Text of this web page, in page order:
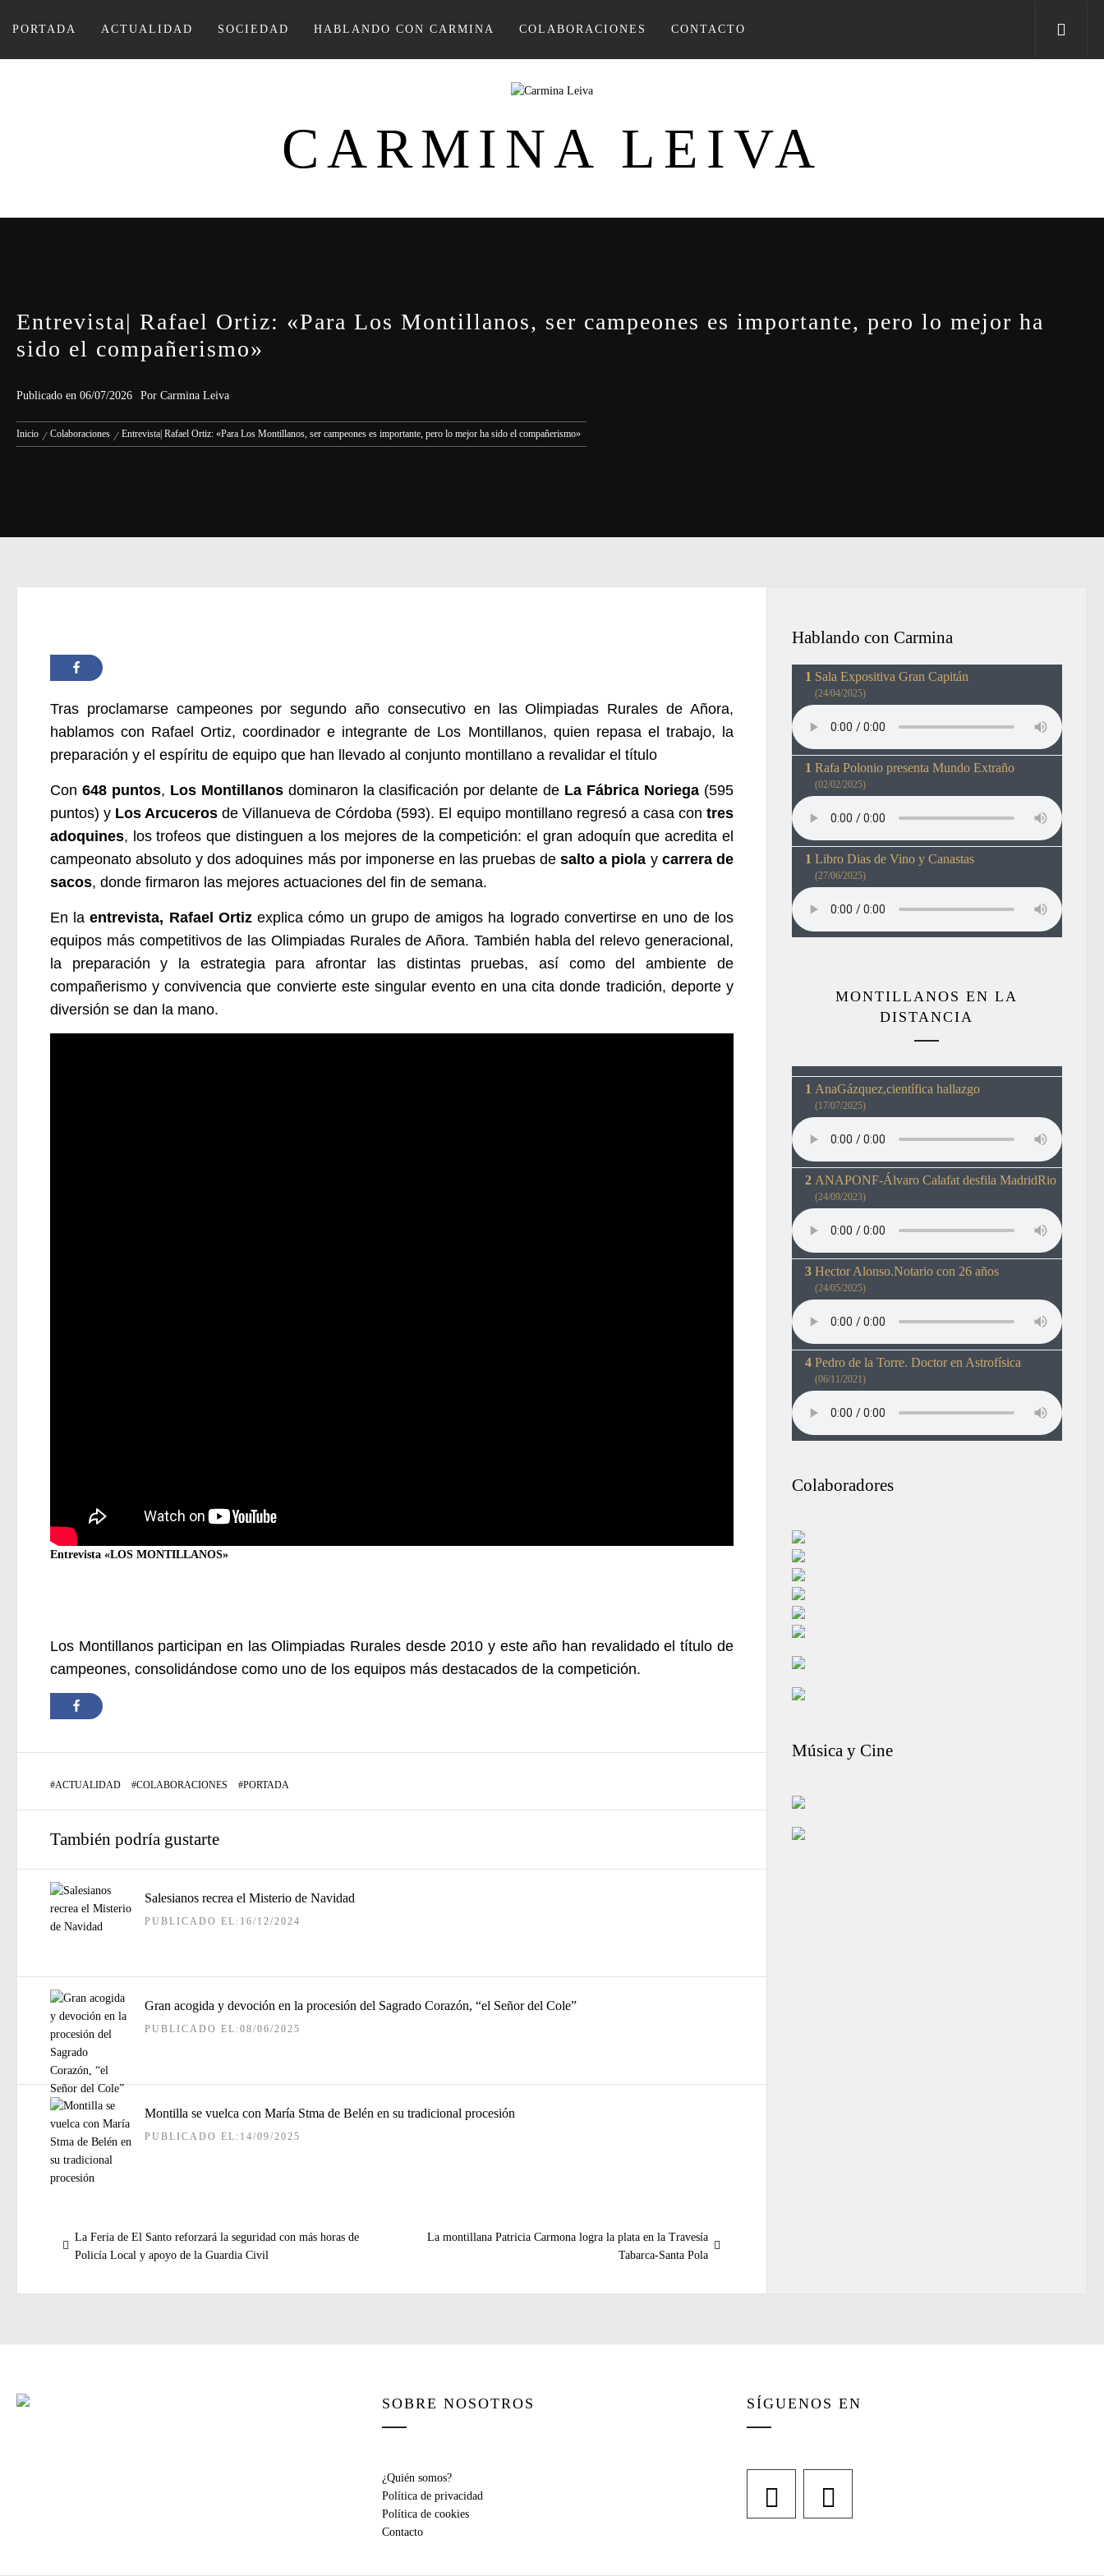
PORTADA ACTUALIDAD SOCIEDAD HABLANDO CON CARMINA COLABORACIONES CONTACTO
CARMINA LEIVA
Entrevista| Rafael Ortiz: «Para Los Montillanos, ser campeones es importante, pero lo mejor ha
sido el compañerismo»
Publicado en 06/07/2026 Por Carmina Leiva
Inicio Colaboraciones Entrevista| Rafael Ortiz: «Para Los Montillanos, ser campeones es importante, pero lo mejor ha sido el compañerismo»
Tras proclamarse campeones por segundo año consecutivo en las Olimpiadas Rurales de Añora,
hablamos con Rafael Ortiz, coordinador e integrante de Los Montillanos, quien repasa el trabajo, la
preparación y el espíritu de equipo que han llevado al conjunto montillano a revalidar el título
Con 648 puntos, Los Montillanosdominaron la clasificación por delante de La Fábrica Noriega(595
puntos) y Los Arcuceros de Villanueva de Córdoba (593). El equipo montillano regresó a casa con tres
adoquines, los trofeos que distinguen a los mejores de la competición: el gran adoquín que acredita el
campeonato absoluto y dos adoquines más por imponerse en las pruebas desalto a piola y carrera de
sacos, donde firmaron las mejores actuaciones del fin de semana.
En laentrevista, Rafael Ortizexplica cómo un grupo de amigos ha logrado convertirse en uno de los
equipos más competitivos de las Olimpiadas Rurales de Añora. También habla del relevo generacional,
la preparación y la estrategia para afrontar las distintas pruebas, así como del ambiente de
compañerismo y convivencia que convierte este singular evento en una cita donde tradición, deporte y
diversión se dan la mano.
Entrevista «LOS MONTILLANOS»
Los Montillanos participan en las Olimpiadas Rurales desde 2010 y este año han revalidado el título de
campeones, consolidándose como uno de los equipos más destacados de la competición.
#ACTUALIDAD #COLABORACIONES #PORTADA
También podría gustarte
Salesianos recrea el Misterio de Navidad
PUBLICADO EL:16/12/2024
Gran acogida y devoción en la procesión del Sagrado Corazón, “el Señor del Cole”
PUBLICADO EL:08/06/2025
Montilla se vuelca con María Stma de Belén en su tradicional procesión
PUBLICADO EL:14/09/2025
de
Entrada
anterior:
La Feria de El Santo reforzará la seguridad con más horas de
Policía Local y apoyo de la Guardia Civil
Entrada
La montillana Patricia Carmona logra la plata en la Travesía
Tabarca-Santa Pola
Hablando con Carmina
Sala Expositiva Gran Capitán
(24/04/2025)
Rafa Polonio presenta Mundo Extraño
(02/02/2025)
Libro Dias de Vino y Canastas
(27/06/2025)
MONTILLANOS EN LA
DISTANCIA
AnaGázquez,científica hallazgo
(17/07/2025)
ANAPONF-Álvaro Calafat desfila MadridRio
(24/09/2023)
Hector Alonso.Notario con 26 años
(24/05/2025)
Pedro de la Torre. Doctor en Astrofísica
(06/11/2021)
Colaboradores
Música y Cine
SOBRE NOSOTROS
¿Quién somos?
Política de privacidad
Política de cookies
Contacto
SÍGUENOS EN